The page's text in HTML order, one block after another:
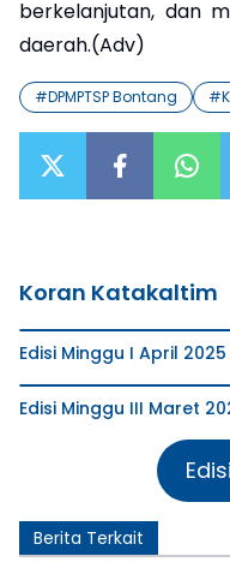
berkelanjutan, dan
daerah.(Adv)
#DPMPTSP Bontang #
Koran Katakaltim
Edisi Minggu I April 2025
Edisi Minggu III Maret
Berita Terkait